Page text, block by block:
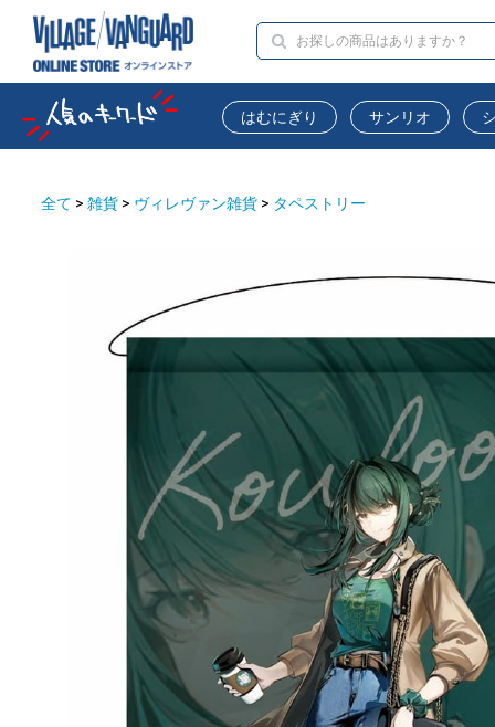
はむにぎり サンリオ
全て > 雑貨 > ヴィレヴァン雑貨 > タペストリー